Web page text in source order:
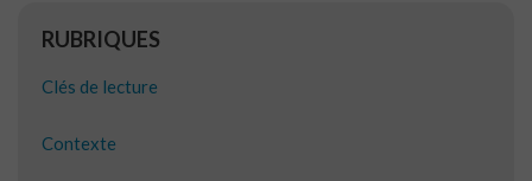
RUBRIQUES
Clés de lecture
Contexte